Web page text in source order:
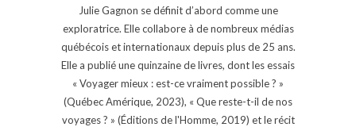
Julie Gagnon se définit d’abord comme une
exploratrice. Elle collabore à de nombreux médias
québécois et internationaux depuis plus de 25 ans.
Elle a publié une quinzaine de livres, dont les essais
« Voyager mieux : est-ce vraiment possible ? »
(Québec Amérique, 2023), « Que reste-t-il de nos
voyages ? » (Éditions de l'Homme, 2019) et le récit